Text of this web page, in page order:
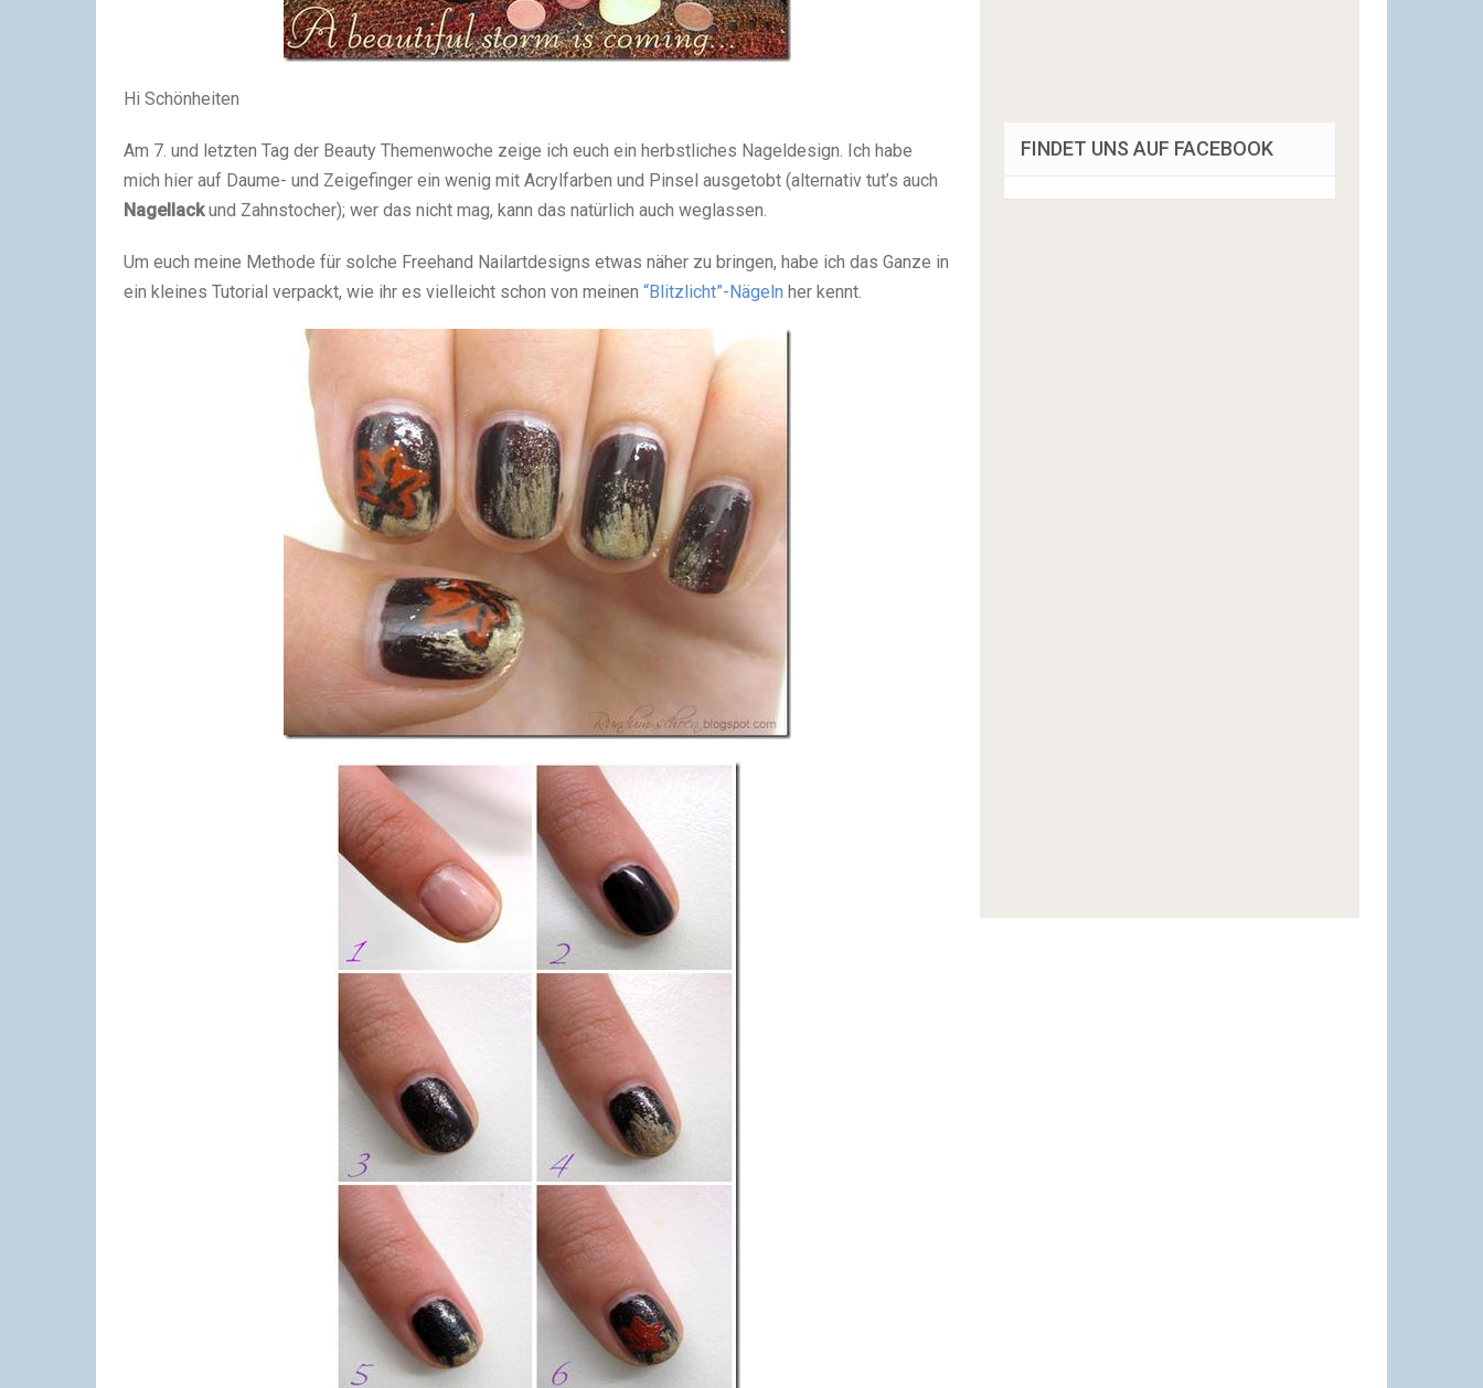
Hi Schönheiten
Am 7. und letzten Tag der Beauty Themenwoche zeige ich euch ein herbstliches Nageldesign. Ich habe
mich hier auf Daume- und Zeigefinger ein wenig mit Acrylfarben und Pinsel ausgetobt (alternativ tut’s auch
Nagellackund Zahnstocher); wer das nicht mag, kann das natürlich auch weglassen.
Um euch meine Methode für solche Freehand Nailartdesigns etwas näher zu bringen, habe ich das Ganze in
ein kleines Tutorial verpackt, wie ihr es vielleicht schon von meinen “Blitzlicht”-Nägeln her kennt.
FINDET UNS AUF FACEBOOK